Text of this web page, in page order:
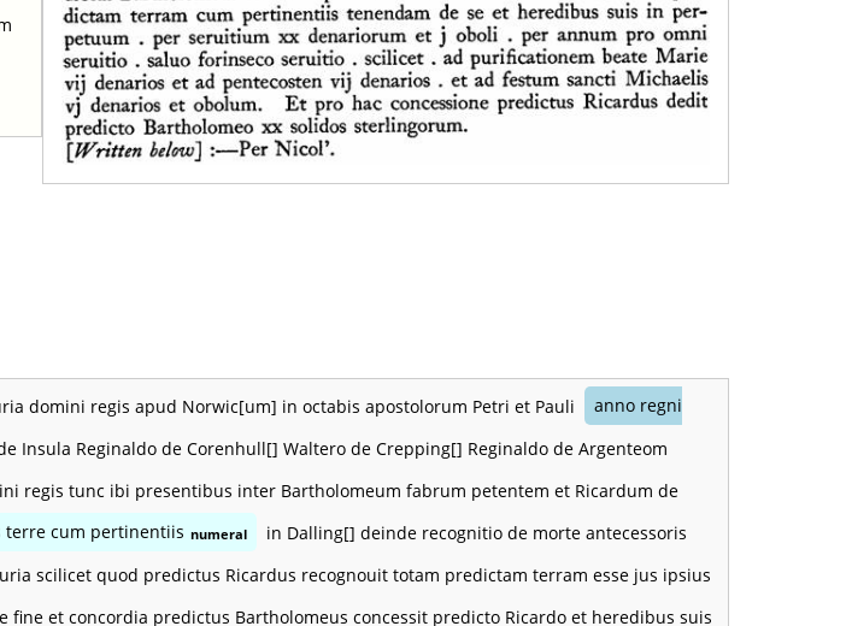
domini regis apud Norwic[um] in octabis apostolorum Petri et Pauli
anno regni
Insula Reginaldo de Corenhull[] Waltero de Crepping[] Reginaldo de Argenteom
regis tunc ibi presentibus inter Bartholomeum fabrum petentem et Ricardum de
terre cum pertinentiis numeral
in Dalling[] deinde recognitio de morte antecessoris
scilicet quod predictus Ricardus recognouit totam predictam terram esse jus ipsius
fine et concordia predictus Bartholomeus concessit predicto Ricardo et heredibus suis